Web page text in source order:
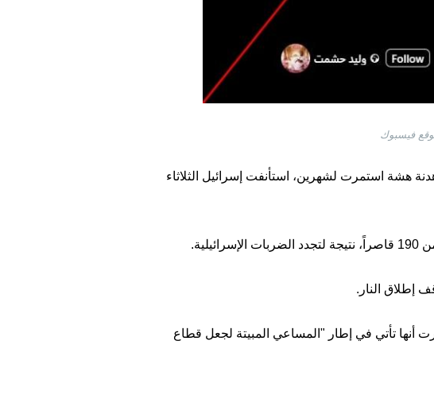
هشة استمرت لشهرين، استأنفت إسرائيل الثلاثاء
إطلاق النار.
أنها تأتي في إطار "المساعي المبيتة لجعل قطاع